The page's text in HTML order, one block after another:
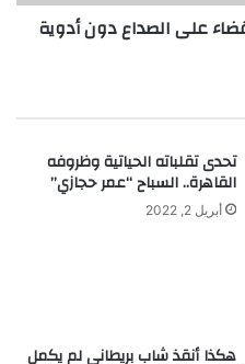
على الصداع دون أدوية
تحدى تقلباته الحياتية وظروفه
القاهرة.. السباح “عمر حجازي”
أبريل 2, 2022
هكذا أنقذ شاب بريطاني لم يكمل